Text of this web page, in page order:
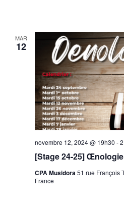
MAR
12
[Stage 24-25] Œnologie
novembre 12, 2024 @ 19h30 -
CPA Musidora51 rue François
France